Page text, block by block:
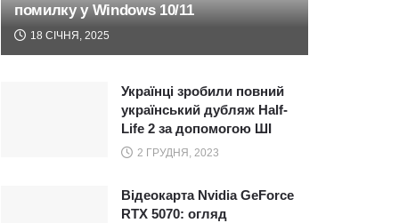
помилку у Windows 10/11
18 СІЧНЯ, 2025
Українці зробили повний
український дубляж Half-
Life 2 за допомогою ШІ
2 ГРУДНЯ, 2023
Відеокарта Nvidia GeForce
RTX 5070: огляд